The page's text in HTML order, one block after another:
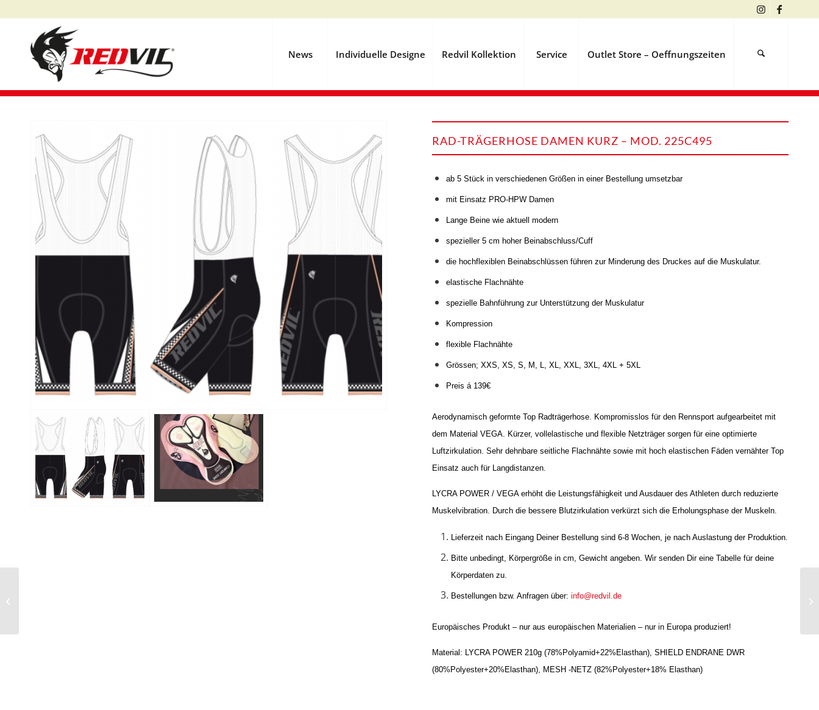
News Individuelle Designe Redvil Kollektion Service Outlet Store – Oeffnungszeiten
RAD-TRÄGERHOSE DAMEN KURZ – MOD. 225C495
ab 5 Stück in verschiedenen Größen in einer Bestellung umsetzbar
mit Einsatz PRO-HPW Damen
Lange Beine wie aktuell modern
spezieller 5 cm hoher Beinabschluss/Cuff
die hochflexiblen Beinabschlüssen führen zur Minderung des Druckes auf die Muskulatur.
elastische Flachnähte
spezielle Bahnführung zur Unterstützung der Muskulatur
Kompression
flexible Flachnähte
Grössen; XXS, XS, S, M, L, XL, XXL, 3XL, 4XL + 5XL
Preis á 139€
Aerodynamisch geformte Top Radträgerhose. Kompromisslos für den Rennsport aufgearbeitet mit
dem Material VEGA. Kürzer, vollelastische und flexible Netzträger sorgen für eine optimierte
Luftzirkulation. Sehr dehnbare seitliche Flachnähte sowie mit hoch elastischen Fäden vernähter Top
Einsatz auch für Langdistanzen.
LYCRA POWER / VEGA erhöht die Leistungsfähigkeit und Ausdauer des Athleten durch reduzierte
Muskelvibration. Durch die bessere Blutzirkulation verkürzt sich die Erholungsphase der Muskeln.
Lieferzeit nach Eingang Deiner Bestellung sind 6-8 Wochen, je nach Auslastung der Produktion.
Bitte unbedingt, Körpergröße in cm, Gewicht angeben. Wir senden Dir eine Tabelle für deine
Körperdaten zu.
Bestellungen bzw. Anfragen über: info@redvil.de
Europäisches Produkt – nur aus europäischen Materialien – nur in Europa produziert!
Material:
LYCRA POWER 210g (78%Polyamid+22%Elasthan), SHIELD ENDRANE DWR
(80%Polyester+20%Elasthan), MESH -NETZ (82%Polyester+18% Elasthan)